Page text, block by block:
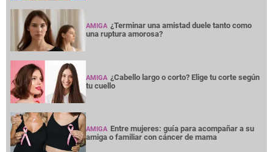
AMIGA ¿Terminar una amistad duele tanto como
una ruptura amorosa?
AMIGA ¿Cabello largo o corto? Elige tu corte según
tu cuello
AMIGA Entre mujeres: guía para acompañar a su
amiga o familiar con cáncer de mama